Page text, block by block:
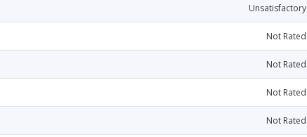
Unsatisfactory
Not Rated
Not Rated
Not Rated
Not Rated